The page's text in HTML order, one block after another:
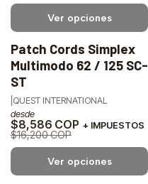
Ver opciones
-47%
OFF
Patch Cords Simplex
Multimodo 62 / 125 SC-
ST
QUEST INTERNATIONAL
desde
$8,586 COP + IMPUESTOS
$16,200 COP
Ver opciones